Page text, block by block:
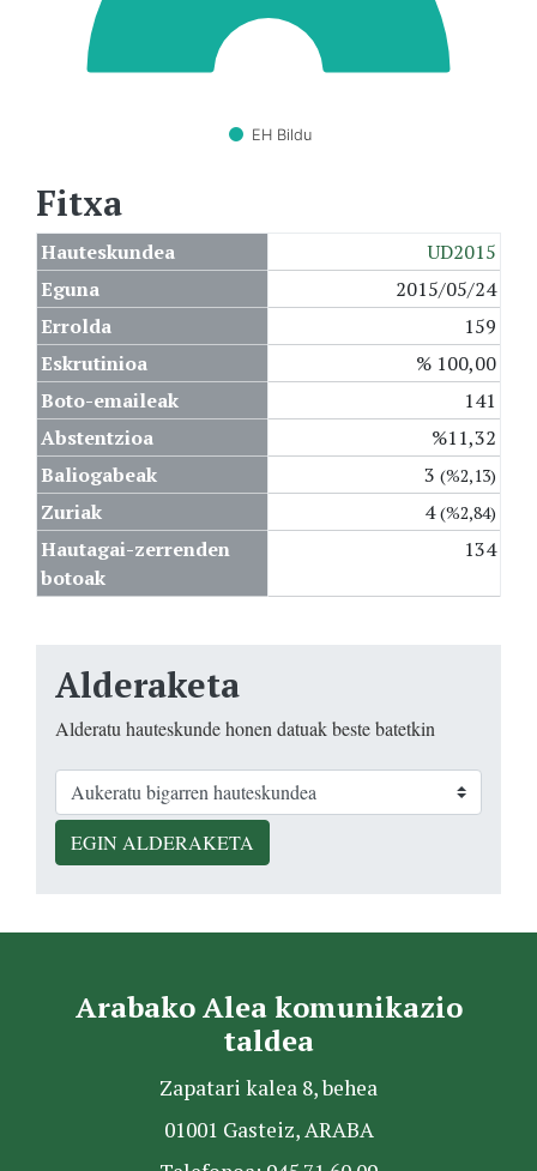
EH Bildu
Fitxa
Hauteskundea
UD2015
Eguna
2015/05/24
Errolda
159
Eskrutinioa
% 100,00
Boto-emaileak
141
Abstentzioa
%11,32
Baliogabeak
3 (%2,13)
Zuriak 4(%2,84)
Hautagai-zerrenden
botoak
134
Alderaketa
Alderatu hauteskunde honen datuak beste batetkin
EGIN ALDERAKETA
Arabako Alea komunikazio
taldea
Zapatari kalea 8, behea
01001 Gasteiz, ARABA